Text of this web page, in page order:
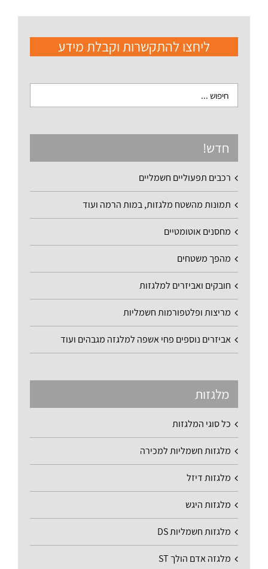
ליחצו להתקשרות וקבלת מידע
חדש!
רכבים תפעוליים חשמליים
תמונות מהשטח מלגזות, במות הרמה ועוד
מחסנים אוטומטיים
מהפך משטחים
חובקים ואביזרים למלגזות
מריצות ופלטפורמות חשמליות
אביזרים נוספים פחי אשפה למלגזה מגבהים ועוד
מלגזות
כל סוגי המלגזות
מלגזות חשמליות למכירה
מלגזות דיזל
מלגזות היגש
מלגזות חשמליות DS
מלגזה אדם הולך ST